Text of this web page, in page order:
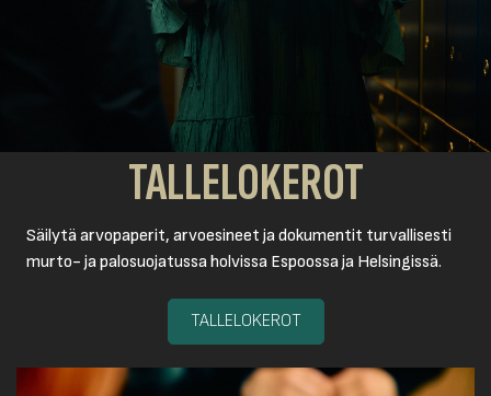
TALLELOKEROT
Säilytä arvopaperit, arvoesineet ja dokumentit turvallisesti
murto- ja palosuojatussa holvissa Espoossa ja Helsingissä.
TALLELOKEROT